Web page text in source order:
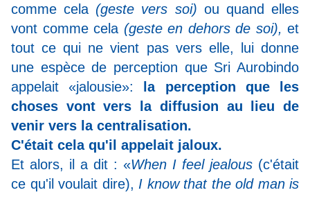
comme cela (geste vers soi) ou quand elles
vont comme cela (geste en dehors de soi), et
tout ce qui ne vient pas vers elle, lui donne
une espèce de perception que Sri Aurobindo
appelait «jalousie»:
la perception que les
choses vont vers la diffusion au lieu de
venir vers la centralisation.
C'était cela qu'il appelait jaloux.
Et alors, il a dit : «When I feel jealous (c'était
ce qu'il voulait dire), I know that the old man is